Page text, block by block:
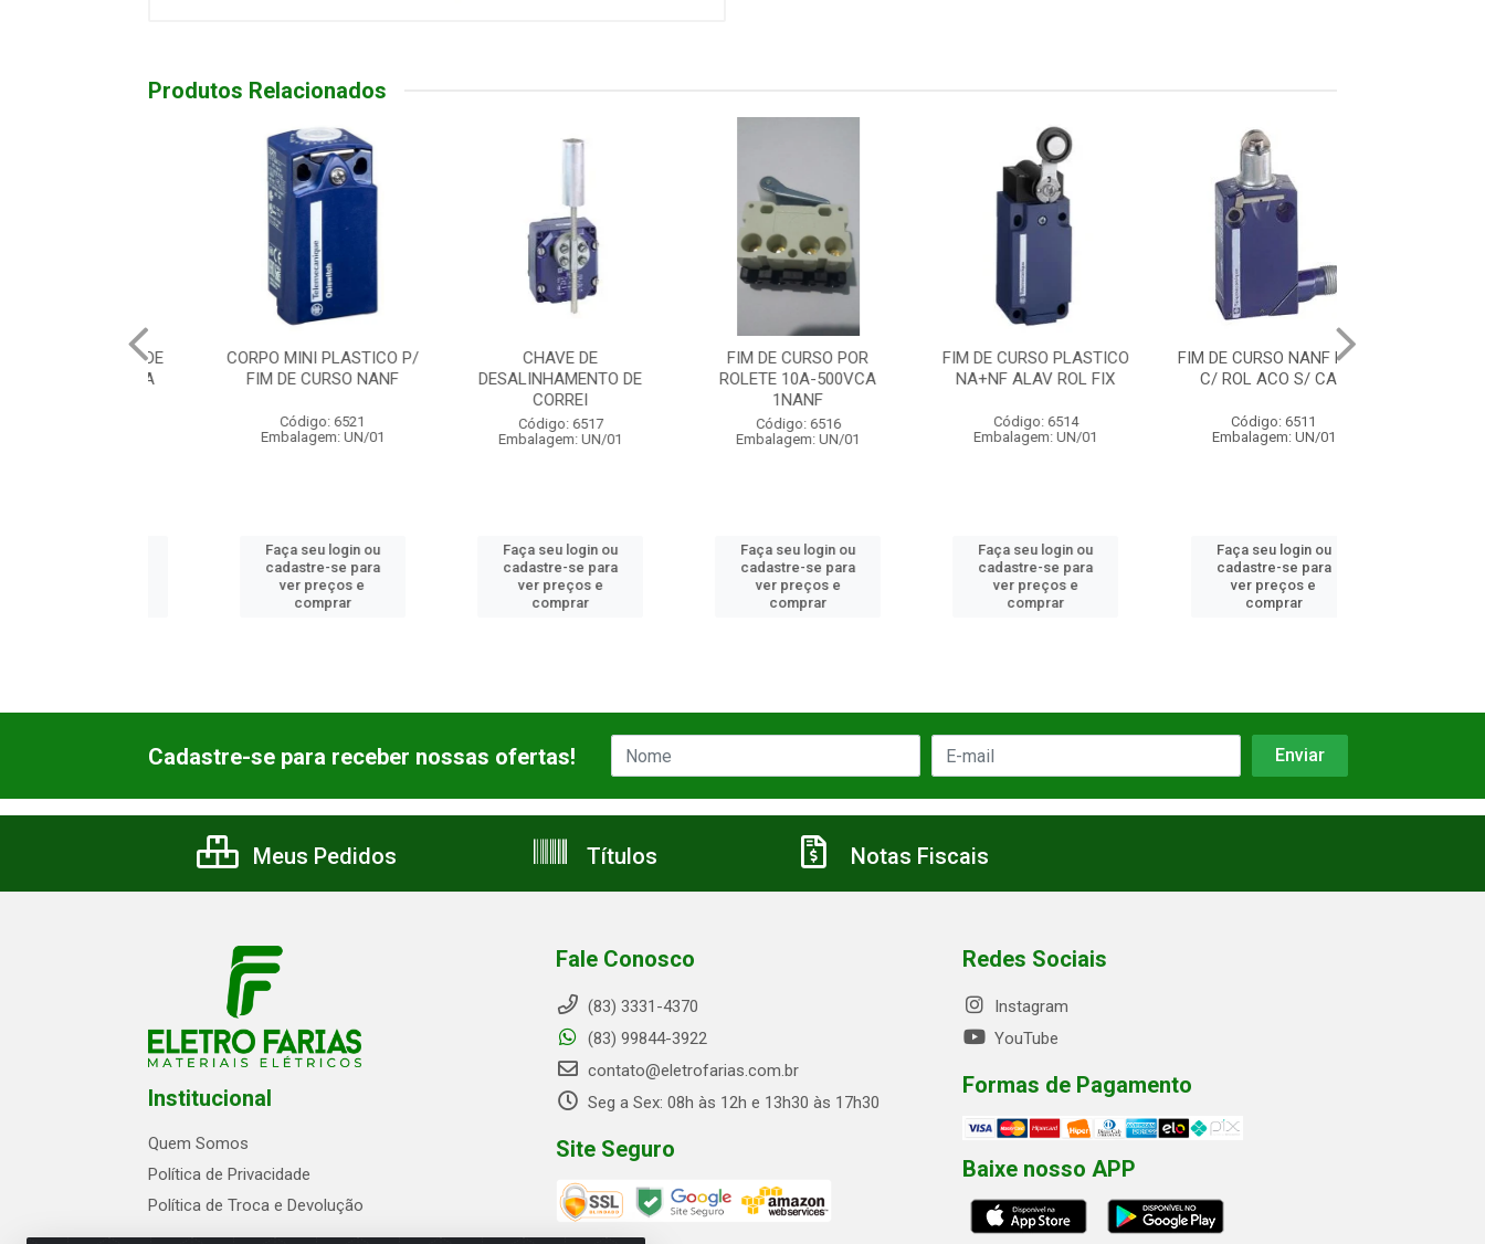
Produtos Relacionados
CORPO MINI PLASTICO P/
FIM DE CURSO NANF
Código: 6521
Embalagem: UN/01
Faça seu login ou
cadastre-se para
ver preços e
comprar
CHAVE DE
DESALINHAMENTO DE
CORREI
Código: 6517
Embalagem: UN/01
Faça seu login ou
cadastre-se para
ver preços e
comprar
FIM DE CURSO POR
ROLETE 10A-500VCA
Código: 6516
Embalagem: UN/01
Faça seu login ou
cadastre-se para
ver preços e
comprar
FIM DE CURSO PLASTICO
NA+NF ALAV ROL FIX
Código: 6514
Embalagem: UN/01
Faça seu login ou
cadastre-se para
ver preços e
comprar
FIM DE CURSO NANF PIST
C/ ROL ACO S/ CAB
Código: 6511
Embalagem: UN/01
Faça seu login ou
cadastre-se para
ver preços e
comprar
Cadastre-se para receber nossas ofertas!
Meus Pedidos Títulos Notas Fiscais
Institucional
Quem Somos
Política de Privacidade
Política de Troca e Devolução
Fale Conosco
(83) 3331-4370
(83) 99844-3922
contato@eletrofarias.com.br
Seg a Sex: 08h às 12h e 13h30 às 17h30
Site Seguro
Redes Sociais
Instagram
YouTube
Formas de Pagamento
Baixe nosso APP